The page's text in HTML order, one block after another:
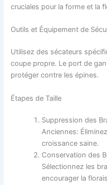
cruciales pour la forme et la
Outils et Équipement de
Utilisez des sécateurs
coupe propre. Le port de
protéger contre les épines.
Étapes de Taille
Suppression des
Anciennes:
croissance saine.
Conservation des
Sélectionnez les
encourager la